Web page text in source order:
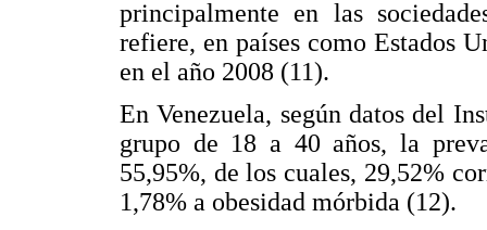
principalmente en las
refiere, en países como Estados
en el año 2008 (11).
En Venezuela, según datos del
grupo de 18 a 40 años, la
55,95%, de los cuales, 29,52%
1,78% a obesidad mórbida (12).